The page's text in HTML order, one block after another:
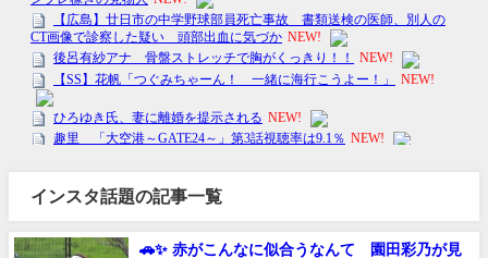
インスタ話題の記事一覧
🚗✨ 赤がこんなに似合うなんて 園田彩乃が見